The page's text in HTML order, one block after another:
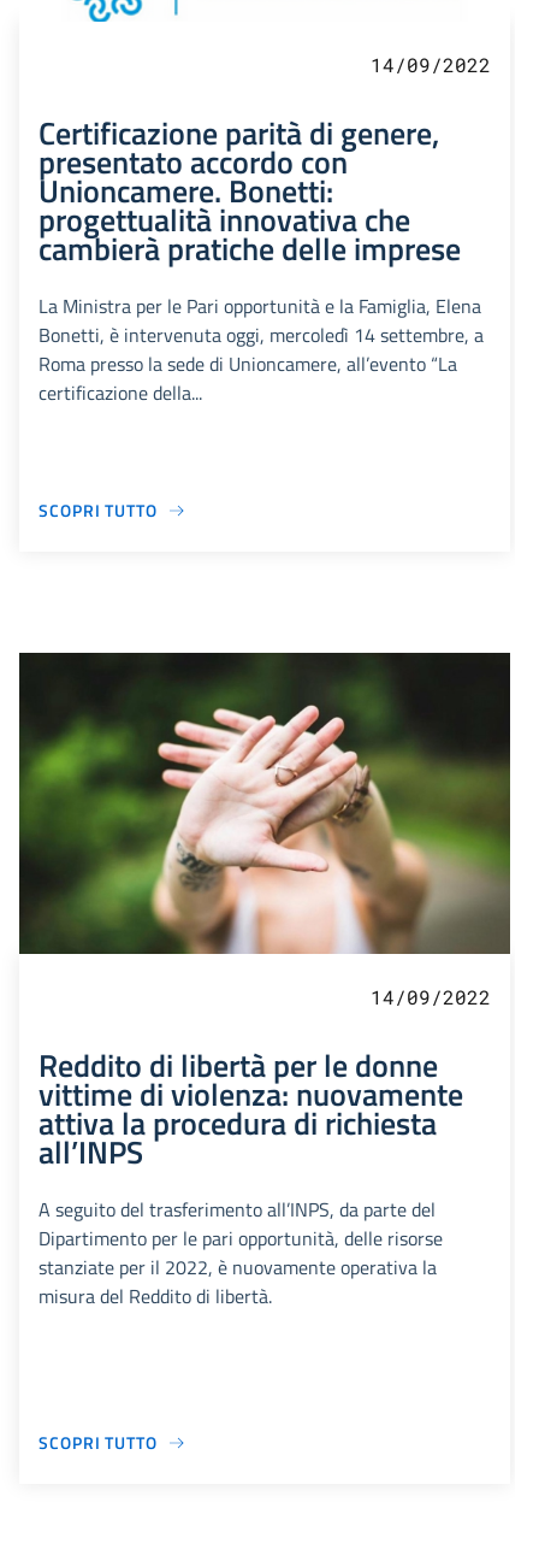
14/09/2022
Certificazione parità di genere,
presentato accordo con
Unioncamere. Bonetti:
progettualità innovativa che
cambierà pratiche delle imprese
La Ministra per le Pari opportunità e la Famiglia, Elena
Bonetti, è intervenuta oggi, mercoledì 14 settembre, a
Roma presso la sede di Unioncamere, all’evento “La
certificazione della...
SCOPRI TUTTO
14/09/2022
Reddito di libertà per le donne
vittime di violenza: nuovamente
attiva la procedura di richiesta
all’INPS
A seguito del trasferimento all’INPS, da parte del
Dipartimento per le pari opportunità, delle risorse
stanziate per il 2022, è nuovamente operativa la
misura del Reddito di libertà.
SCOPRI TUTTO